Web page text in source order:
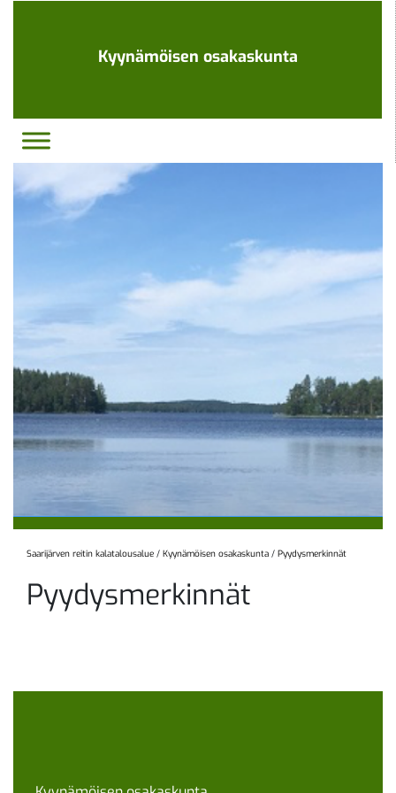
Kyynämöisen osakaskunta
Saarijärven reitin kalatalousalue / Kyynämöisen osakaskunta / Pyydysmerkinnät
Pyydysmerkinnät